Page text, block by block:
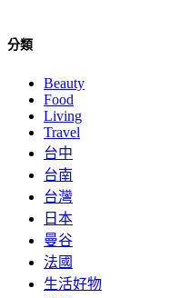
分類
Beauty
Food
Living
Travel
台中
台南
台灣
日本
曼谷
法國
生活好物